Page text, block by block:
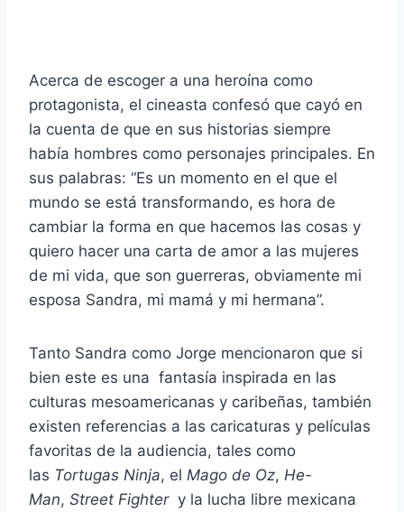
Acerca de escoger a una heroína como
protagonista, el cineasta confesó que cayó en
la cuenta de que en sus historias siempre
había hombres como personajes principales. En
sus palabras: “Es un momento en el que el
mundo se está transformando, es hora de
cambiar la forma en que hacemos las cosas y
quiero hacer una carta de amor a las mujeres
de mi vida, que son guerreras, obviamente mi
esposa Sandra, mi mamá y mi hermana”.
Tanto Sandra como Jorge mencionaron que si
bien este es una fantasía inspirada en las
culturas mesoamericanas y caribeñas, también
existen referencias a las caricaturas y películas
favoritas de la audiencia, tales como
las Tortugas Ninja, el Mago de Oz, He-
Man, Street Fightery la lucha libre mexicana